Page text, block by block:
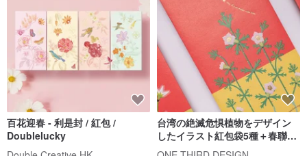
百花迎春 - 利是封 / 紅包 /
Doublelucky
台湾の絶滅危惧植物をデザイン
したイラスト紅包袋5種＋春聯2
種